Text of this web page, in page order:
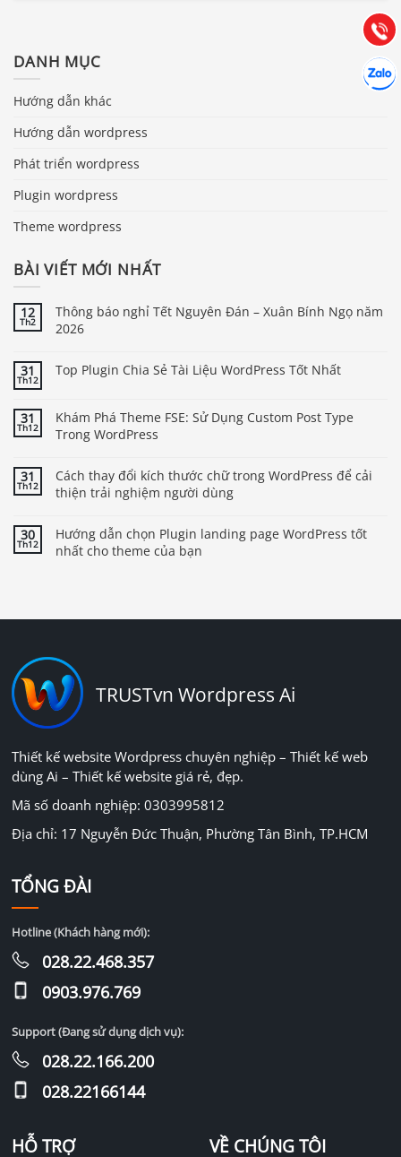
DANH MỤC
Hướng dẫn khác
Hướng dẫn wordpress
Phát triển wordpress
Plugin wordpress
Theme wordpress
BÀI VIẾT MỚI NHẤT
12
Th2
Thông báo nghỉ Tết Nguyên Đán – Xuân Bính Ngọ năm
2026
31
Th12
Top Plugin Chia Sẻ Tài Liệu WordPress Tốt Nhất
31
Th12
Khám Phá Theme FSE: Sử Dụng Custom Post Type
Trong WordPress
31
Th12
Cách thay đổi kích thước chữ trong WordPress để cải
thiện trải nghiệm người dùng
30
Th12
Hướng dẫn chọn Plugin landing page WordPress tốt
nhất cho theme của bạn
TRUSTvn Wordpress Ai
Thiết kế website Wordpress chuyên nghiệp – Thiết kế web
dùng Ai – Thiết kế website giá rẻ, đẹp.
Mã số doanh nghiệp: 0303995812
Địa chỉ: 17 Nguyễn Đức Thuận, Phường Tân Bình, TP.HCM
HỖ TRỢ VỀ CHÚNG TÔI
TỔNG ĐÀI
Hotline (Khách hàng mới):
028.22.468.357
0903.976.769
Support (Đang sử dụng dịch vụ):
028.22.166.200
028.22166144
Gọi
(028) 22.166.144
Chát